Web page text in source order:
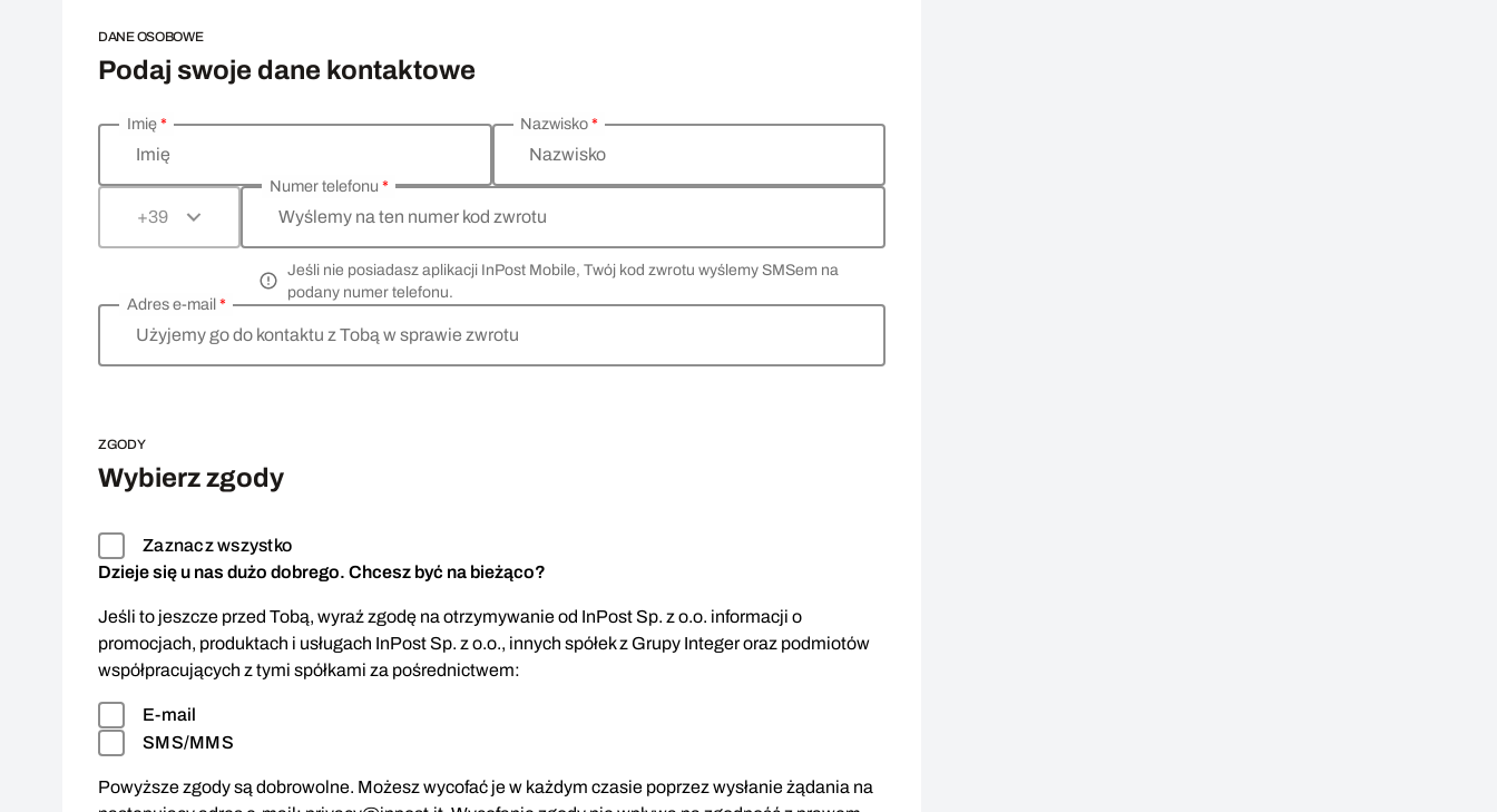
DANE OSOBOWE
Podaj swoje dane kontaktowe
Wprowadź swoje dane osobowe
Imię
Imię*
Nazwisko
Nazwisko*
+39 Wyślemy na ten numer kod zwrotu
Numer telefonu *
Jeśli nie posiadasz aplikacji InPost Mobile, Twój kod zwrotu wyślemy SMSem na
podany numer telefonu.
Użyjemy go do kontaktu z Tobą w sprawie zwrotu
Adres e-mail *
ZGODY
Wybierz zgody
Zaznacz wszystko
Dzieje się u nas dużo dobrego. Chcesz być na bieżąco?
Jeśli to jeszcze przed Tobą, wyraź zgodę na otrzymywanie od InPost Sp. z o.o. informacji o
promocjach, produktach i usługach InPost Sp. z o.o., innych spółek z Grupy Integer oraz podmiotów
współpracujących z tymi spółkami za pośrednictwem:
E-mail
SMS/MMS
Powyższe zgody są dobrowolne. Możesz wycofać je w każdym czasie poprzez wysłanie żądania na